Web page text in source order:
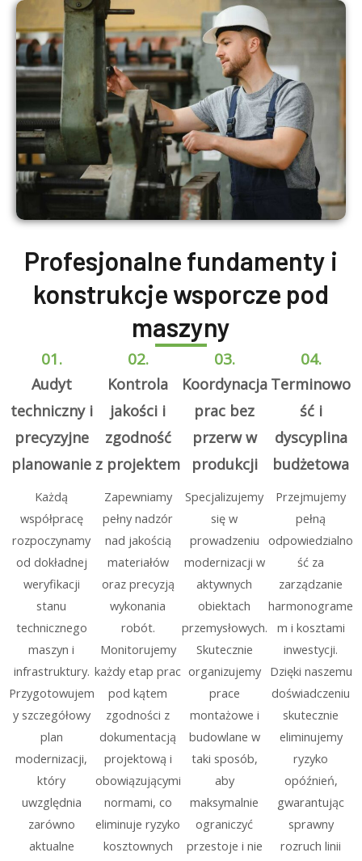
Profesjonalne fundamenty i
konstrukcje wsporcze pod
maszyny
01.
Audyt
techniczny i
precyzyjne
planowanie
Każdą
współpracę
rozpoczynamy
od dokładnej
weryfikacji
stanu
technicznego
maszyn i
infrastruktury.
Przygotowujem
y szczegółowy
plan
modernizacji,
który
uwzględnia
zarówno
aktualne
02.
Kontrola
jakości i
zgodność
z projektem
Zapewniamy
pełny nadzór
nad jakością
materiałów
oraz precyzją
wykonania
robót.
Monitorujemy
każdy etap prac
pod kątem
zgodności z
dokumentacją
projektową i
obowiązującymi
normami, co
eliminuje ryzyko
kosztownych
03.
Koordynacja
prac bez
przerw w
produkcji
Specjalizujemy
się w
prowadzeniu
modernizacji w
aktywnych
obiektach
przemysłowych.
Skutecznie
organizujemy
prace
montażowe i
budowlane w
taki sposób,
aby
maksymalnie
ograniczyć
przestoje i nie
04.
Terminowo
ść i
dyscyplina
budżetowa
Przejmujemy
pełną
odpowiedzialno
ść za
zarządzanie
harmonograme
m i kosztami
inwestycji.
Dzięki naszemu
doświadczeniu
skutecznie
eliminujemy
ryzyko
opóźnień,
gwarantując
sprawny
rozruch linii